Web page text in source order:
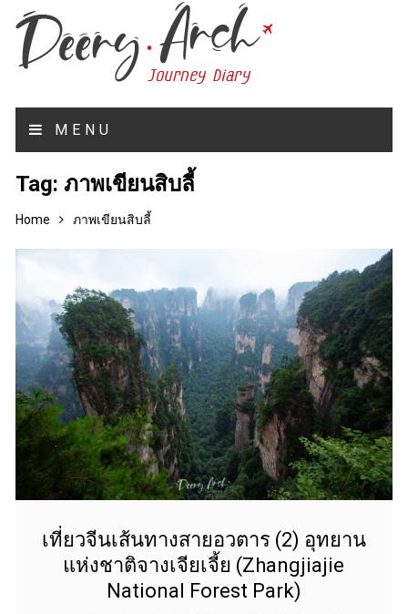
MENU
Tag:ภาพเขียนสิบลี้
Home ภาพเขียนสิบลี้
เที่ยวจีนเส้นทางสายอวตาร (2) อุทยาน
แห่งชาติจางเจียเจี้ย (Zhangjiajie
National Forest Park)